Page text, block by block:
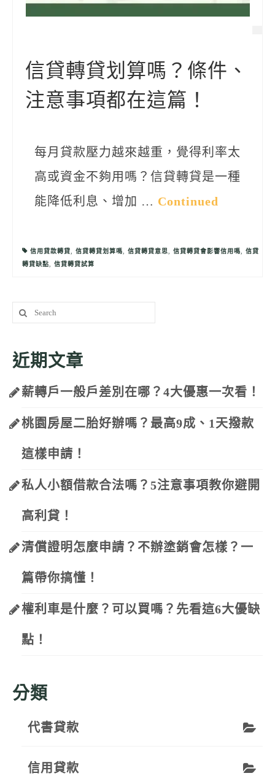
信貸轉貸划算嗎？條件、
注意事項都在這篇！
每月貸款壓力越來越重，覺得利率太
高或資金不夠用嗎？信貸轉貸是一種
能降低利息、增加 … Continued
信用貸款轉貸, 信貸轉貸划算嗎, 信貸轉貸意思, 信貸轉貸會影響信用嗎, 信貸
轉貸缺點, 信貸轉貸試算
Search
for:
近期文章
薪轉戶一般戶差別在哪？4大優惠一次看！
桃園房屋二胎好辦嗎？最高9成、1天撥款
這樣申請！
私人小額借款合法嗎？5注意事項教你避開
高利貸！
清償證明怎麼申請？不辦塗銷會怎樣？一
篇帶你搞懂！
權利車是什麼？可以買嗎？先看這6大優缺
點！
分類
代書貸款
信用貸款